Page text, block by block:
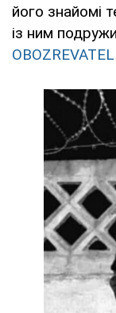
його знайомі
із ним
OBOZREVATEL